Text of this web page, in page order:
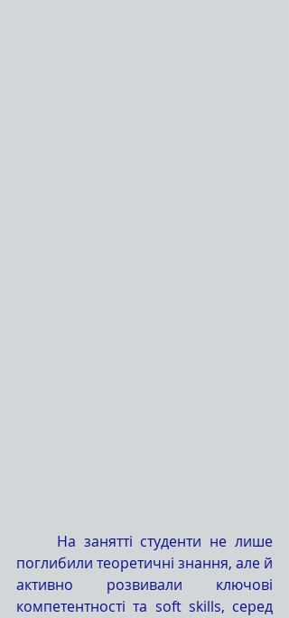
поглибили теоретичні знання, але й
активно розвивали ключові
компетентності та soft skills, серед